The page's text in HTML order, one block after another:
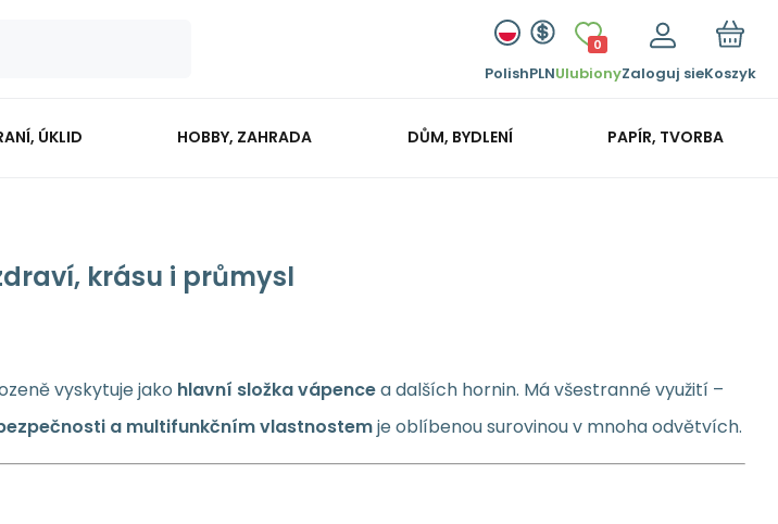
PolishPLN
0
UlubionyZaloguj sieKoszyk
ÚKLID HOBBY, ZAHRADA DŮM, BYDLENÍ PAPÍR, TVORBA
krásu i průmysl
vyskytuje jako hlavní složka vápencea dalších hornin. Má všestranné využití –
a multifunkčním vlastnostemje oblíbenou surovinou v mnoha odvětvích.